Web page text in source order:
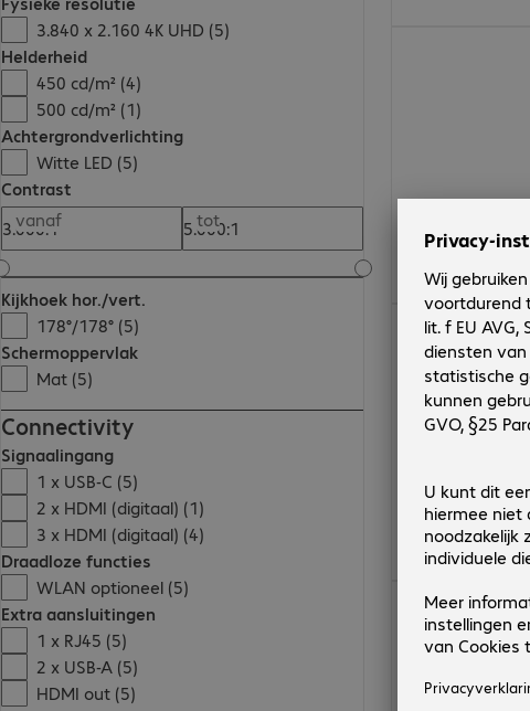
3.840 x 2.160 4K UHD (5)
Helderheid
450 cd/m² (4)
500 cd/m² (1)
Achtergrondverlichting
Witte LED (5)
Contrast
vanaf
tot
Kijkhoek hor./vert.
178°/178° (5)
Schermoppervlak
Mat (5)
Connectivity
Signaalingang
1 x USB-C (5)
2 x HDMI (digitaal) (1)
3 x HDMI (digitaal) (4)
Draadloze functies
WLAN optioneel (5)
Extra aansluitingen
1 x RJ45 (5)
2 x USB-A (5)
HDMI out (5)
€ 1.198,00
€ 917,99